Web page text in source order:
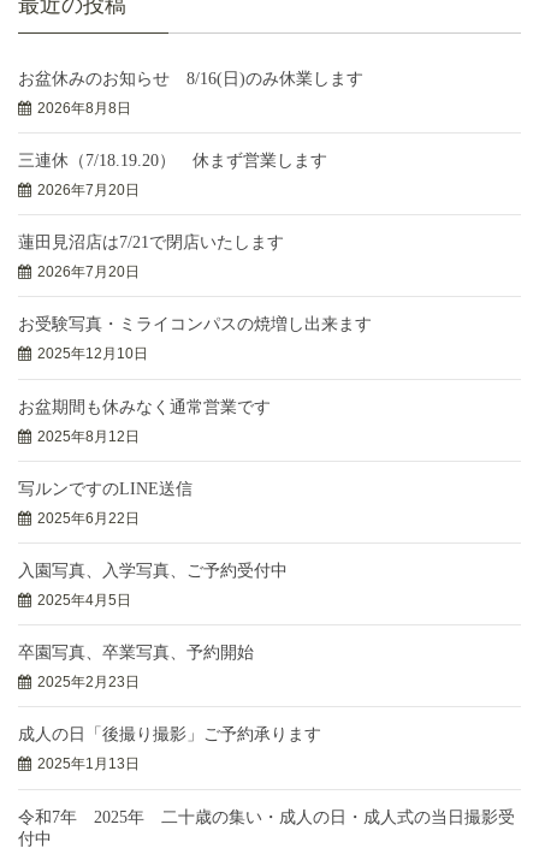
お盆休みのお知らせ 8/16(日)のみ休業します
2026年8月8日
三連休（7/18.19.20） 休まず営業します
2026年7月20日
蓮田見沼店は7/21で閉店いたします
2026年7月20日
お受験写真・ミライコンパスの焼増し出来ます
2025年12月10日
お盆期間も休みなく通常営業です
2025年8月12日
写ルンですのLINE送信
2025年6月22日
入園写真、入学写真、ご予約受付中
2025年4月5日
卒園写真、卒業写真、予約開始
2025年2月23日
成人の日「後撮り撮影」ご予約承ります
2025年1月13日
令和7年 2025年 二十歳の集い・成人の日・成人式の当日撮影受
付中